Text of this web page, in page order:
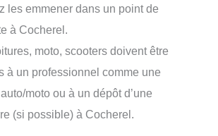
les emmener dans un point de
à Cocherel.
moto, scooters doivent être
à un professionnel comme une
moto ou à un dépôt d’une
(si possible) à Cocherel.